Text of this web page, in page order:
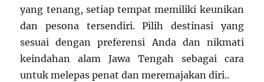
yang tenang, setiap tempat memiliki keunikan
dan pesona tersendiri. Pilih destinasi yang
sesuai dengan preferensi Anda dan nikmati
keindahan alam Jawa Tengah sebagai cara
untuk melepas penat dan meremajakan diri..